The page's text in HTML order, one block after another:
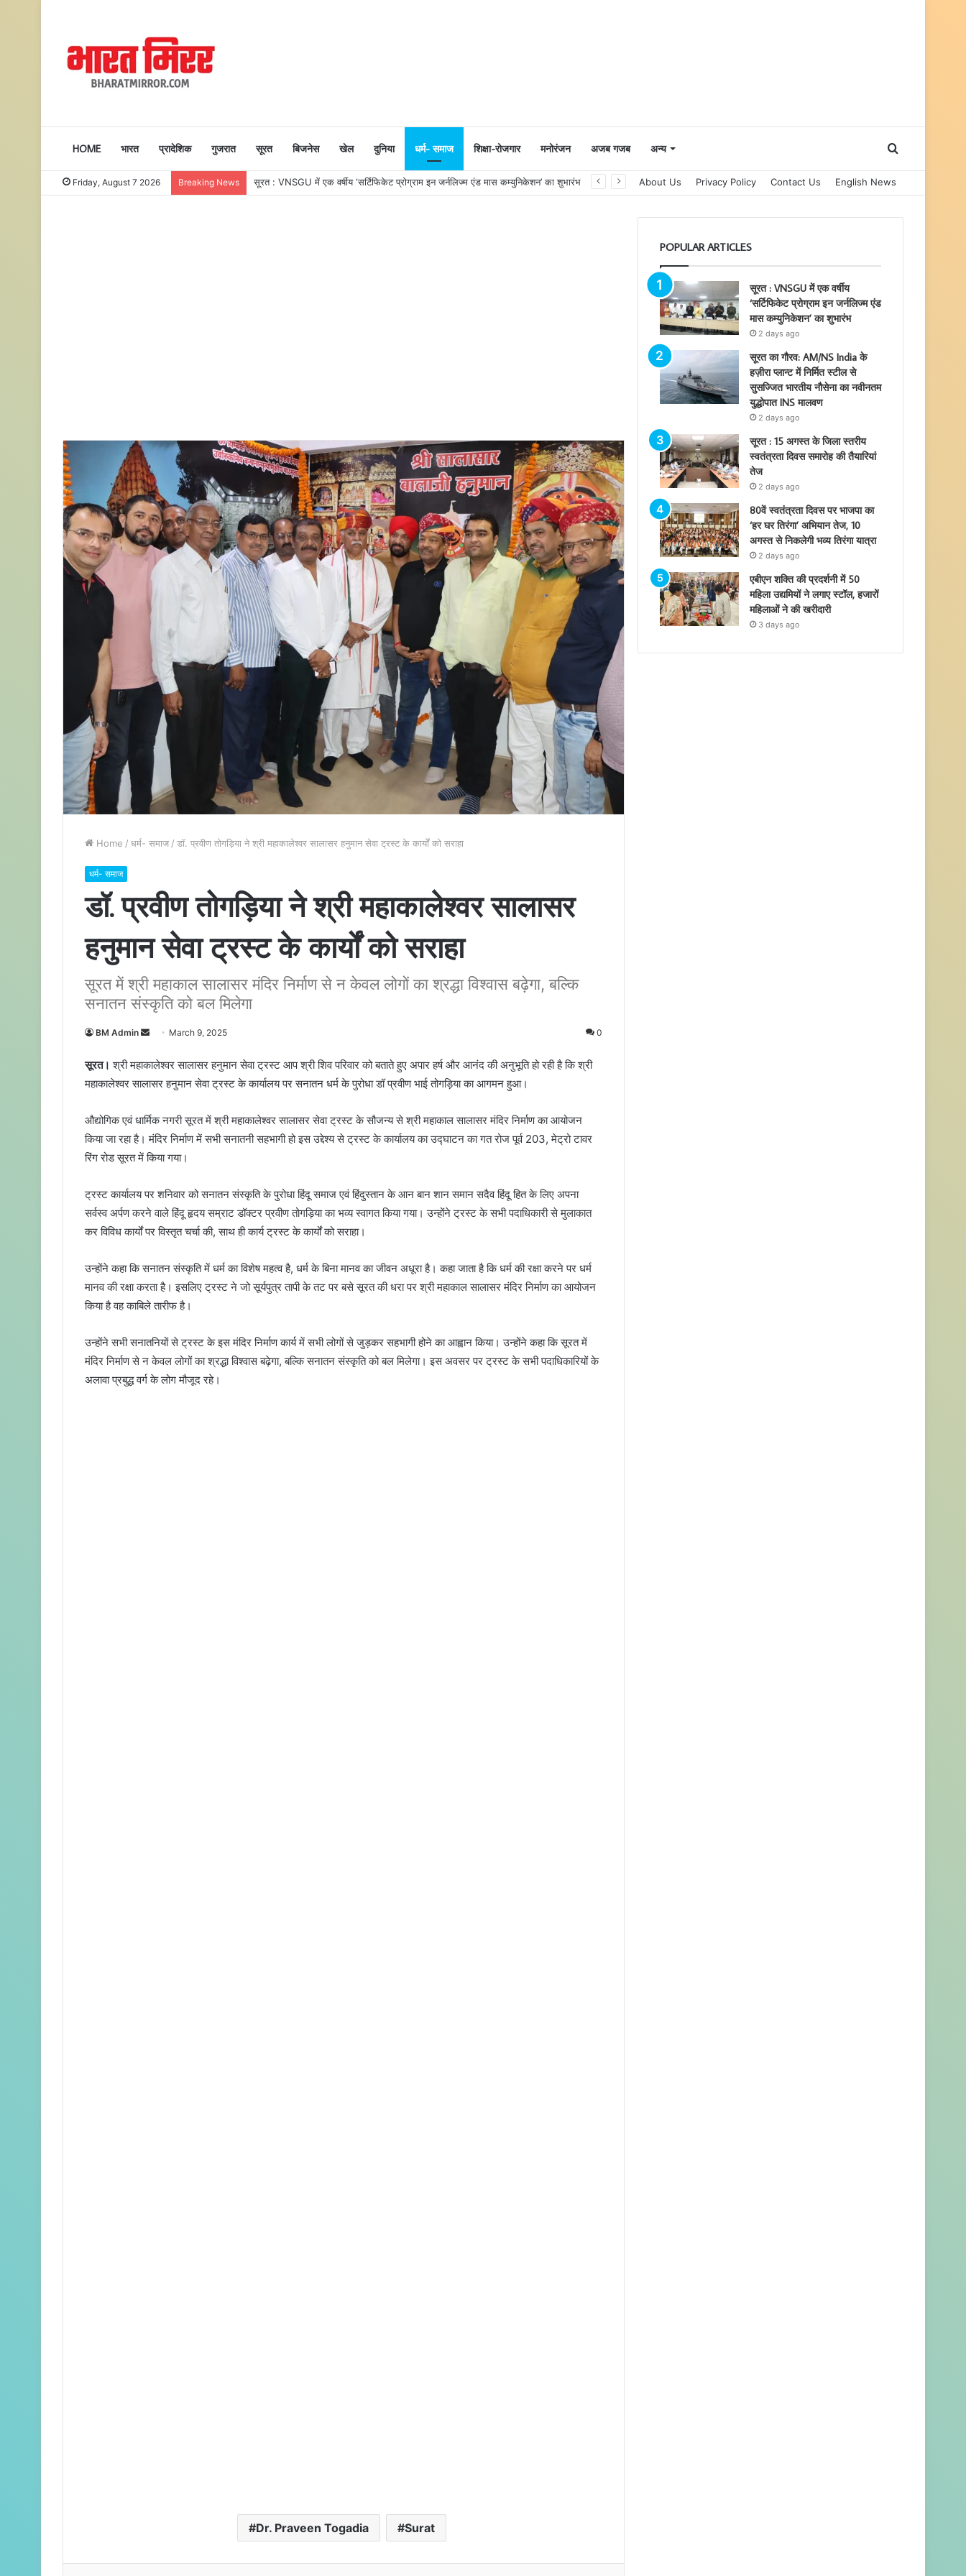
HOME भारत प्रादेशिक गुजरात सूरत बिजनेस खेल दुनिया धर्म- समाज शिक्षा-रोजगार मनोरंजन अजब गजब अन्य Search
for
Friday, August 7 2026 Breaking News सूरत का गौरव: AM/NS India के हज़ीरा प्लान्ट में निर्मित स्टील से सुसज्जित भारतीय नौसेना का नवीनतम युद्धोपात INS मालवण About Us Privacy Policy Contact Us English News
Home / धर्म- समाज / डॉ. प्रवीण तोगड़िया ने श्री महाकालेश्वर सालासर हनुमान सेवा ट्रस्ट के कार्यों को सराहा
धर्म- समाज
डॉ. प्रवीण तोगड़िया ने श्री महाकालेश्वर सालासर
हनुमान सेवा ट्रस्ट के कार्यों को सराहा
सूरत में श्री महाकाल सालासर मंदिर निर्माण से न केवल लोगों का श्रद्धा विश्वास बढ़ेगा, बल्कि
सनातन संस्कृति को बल मिलेगा
BM Admin
n
d
n
e
m
March 9, 2025 0
सूरत। श्री महाकालेश्वर सालासर हनुमान सेवा ट्रस्ट आप श्री शिव परिवार को बताते हुए अपार हर्ष और आनंद की अनुभूति हो रही है कि श्री
महाकालेश्वर सालासर हनुमान सेवा ट्रस्ट के कार्यालय पर सनातन धर्म के पुरोधा डॉ प्रवीण भाई तोगड़िया का आगमन हुआ।
औद्योगिक एवं धार्मिक नगरी सूरत में श्री महाकालेश्वर सालासर सेवा ट्रस्ट के सौजन्य से श्री महाकाल सालासर मंदिर निर्माण का आयोजन
किया जा रहा है। मंदिर निर्माण में सभी सनातनी सहभागी हो इस उद्देश्य से ट्रस्ट के कार्यालय का उद्घाटन का गत रोज पूर्व 203, मेट्रो टावर
रिंग रोड सूरत में किया गया।
ट्रस्ट कार्यालय पर शनिवार को सनातन संस्कृति के पुरोधा हिंदू समाज एवं हिंदुस्तान के आन बान शान समान सदैव हिंदू हित के लिए अपना
सर्वस्व अर्पण करने वाले हिंदू हृदय सम्राट डॉक्टर प्रवीण तोगड़िया का भव्य स्वागत किया गया। उन्होंने ट्रस्ट के सभी पदाधिकारी से मुलाकात
कर विविध कार्यों पर विस्तृत चर्चा की, साथ ही कार्य ट्रस्ट के कार्यों को सराहा।
उन्होंने कहा कि सनातन संस्कृति में धर्म का विशेष महत्व है, धर्म के बिना मानव का जीवन अधूरा है। कहा जाता है कि धर्म की रक्षा करने पर धर्म
मानव की रक्षा करता है। इसलिए ट्रस्ट ने जो सूर्यपुत्र तापी के तट पर बसे सूरत की धरा पर श्री महाकाल सालासर मंदिर निर्माण का आयोजन
किया है वह काबिले तारीफ है‌।
उन्होंने सभी सनातनियों से ट्रस्ट के इस मंदिर निर्माण कार्य में सभी लोगों से जुड़कर सहभागी होने का आह्वान किया। उन्होंने कहा कि सूरत में
मंदिर निर्माण से न केवल लोगों का श्रद्धा विश्वास बढ़ेगा, बल्कि सनातन संस्कृति को बल मिलेगा। इस अवसर पर ट्रस्ट के सभी पदाधिकारियों के
अलावा प्रबुद्ध वर्ग के लोग मौजूद रहे।
Dr. Praveen Togadia Surat
POPULAR ARTICLES
सूरत : VNSGU में एक वर्षीय
‘सर्टिफिकेट प्रोग्राम इन जर्नलिज्म एंड
मास कम्युनिकेशन’ का शुभारंभ
2 days ago
सूरत का गौरव: AM/NS India के
हज़ीरा प्लान्ट में निर्मित स्टील से
सुसज्जित भारतीय नौसेना का नवीनतम
युद्धोपात INS मालवण
2 days ago
सूरत : 15 अगस्त के जिला स्तरीय
स्वतंत्रता दिवस समारोह की तैयारियां
तेज
2 days ago
80वें स्वतंत्रता दिवस पर भाजपा का
‘हर घर तिरंगा’ अभियान तेज, 10
अगस्त से निकलेगी भव्य तिरंगा यात्रा
2 days ago
एबीएन शक्ति की प्रदर्शनी में 50
महिला उद्यमियों ने लगाए स्टॉल, हजारों
महिलाओं ने की खरीदारी
3 days ago